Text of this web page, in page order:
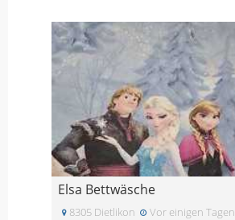
Elsa Bettwäsche
8305 Dietlikon Vor einigen Tagen